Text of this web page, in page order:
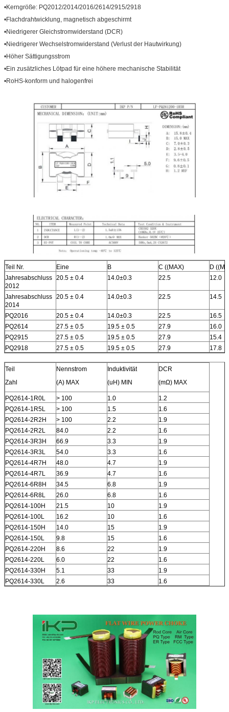
•Kerngröße: PQ2012/2014/2016/2614/2915/2918
•Flachdrahtwicklung, magnetisch abgeschirmt
•Niedrigerer Gleichstromwiderstand (DCR)
•Niedrigerer Wechselstromwiderstand (Verlust der Hautwirkung)
•Höher Sättigungsstrom
•Ein zusätzliches Lötpad für eine höhere mechanische Stabilität
•RoHS-konform und halogenfrei
Teil Nr. Eine B C ((MAX)
D
Jahresabschluss
2012
20.5 ± 0.4 14.0±0.3 22.5 12.0
Jahresabschluss
2014
20.5 ± 0.4 14.0±0.3 22.5 14.5
PQ2016 20.5 ± 0.4 14.0±0.3 22.5
16.5
PQ2614
27.5 ± 0.5 19.5 ± 0.5 27.9
16.0
PQ2915
27.5 ± 0.5 19.5 ± 0.5 27.9
15.4
PQ2918
27.5 ± 0.5 19.5 ± 0.5 27.9 17.8
Teil
Zahl
Nennstrom
(A) MAX
Induktivität
(uH) MIN
DCR
(mΩ) MAX
PQ2614-1R0L > 100 1.0
1.2
PQ2614-1R5L
> 100 1.5
1.6
PQ2614-2R2H
> 100 2.2
1.9
PQ2614-2R2L
84.0 2.2
1.6
PQ2614-3R3H
66.9 3.3
1.9
PQ2614-3R3L
54.0 3.3
1.6
PQ2614-4R7H
48.0 4.7
1.9
PQ2614-4R7L
36.9 4.7
1.6
PQ2614-6R8H
34.5 6.8
1.9
PQ2614-6R8L
26.0 6.8
1.6
PQ2614-100H
21.5 10
1.9
PQ2614-100L
16.2 10
1.6
PQ2614-150H
14.0 15
1.9
PQ2614-150L
9.8 15
1.6
PQ2614-220H
8.6 22
1.9
PQ2614-220L
6.0 22
1.6
PQ2614-330H
5.1 33
1.9
PQ2614-330L
2.6 33 1.6